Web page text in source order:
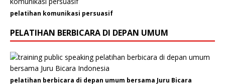
pelatihan komunikasi persuasif
PELATIHAN BERBICARA DI DEPAN UMUM
pelatihan berbicara di depan umum bersama Juru Bicara